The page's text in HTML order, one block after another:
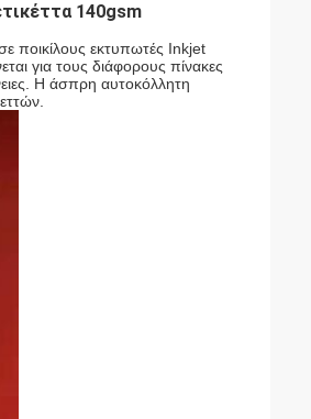
140gsm
ποικίλους εκτυπωτές Inkjet
για τους διάφορους πίνακες
Η άσπρη αυτοκόλλητη